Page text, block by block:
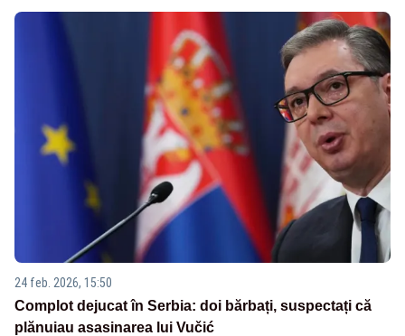
24 feb. 2026, 15:50
Complot dejucat în Serbia: doi bărbați, suspectați că
plănuiau asasinarea lui Vučić